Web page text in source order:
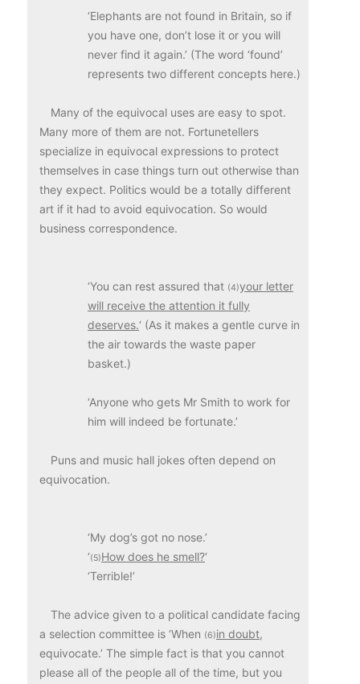
‘Elephants are not found in Britain, so if
you have one, don’t lose it or you will
never find it again.’ (The word ‘found’
represents two different concepts here.)
Many of the equivocal uses are easy to spot.
Many more of them are not. Fortunetellers
specialize in equivocal expressions to protect
themselves in case things turn out otherwise than
they expect. Politics would be a totally different
art if it had to avoid equivocation. So would
business correspondence.
‘You can rest assured that (4)your letter
will receive the attention it fully
deserves.‘ (As it makes a gentle curve in
the air towards the waste paper
basket.)
‘Anyone who gets Mr Smith to work for
him will indeed be fortunate.’
Puns and music hall jokes often depend on
equivocation.
‘My dog’s got no nose.’
‘(5)How does he smell?‘
‘Terrible!’
The advice given to a political candidate facing
a selection committee is ‘When (6)in doubt,
equivocate.’ The simple fact is that you cannot
please all of the people all of the time, but you